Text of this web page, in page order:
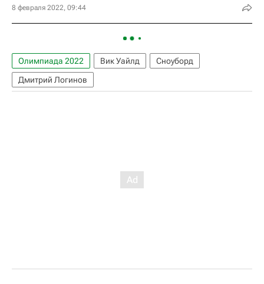
8 февраля 2022, 09:44
Олимпиада 2022 Вик Уайлд
Сноуборд
Дмитрий Логинов